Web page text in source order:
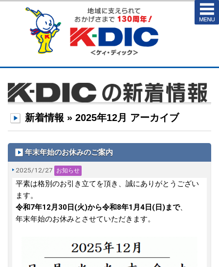
新着情報 » 2025年12月 アーカイブ
年末年始のお休みのご案内
2025/12/27 お知らせ
平素は格別のお引き立てを頂き、誠にありがとうござい
ます。
令和7年12月30日(火)から令和8年1月4日(日)まで、
年末年始のお休みとさせていただきます。